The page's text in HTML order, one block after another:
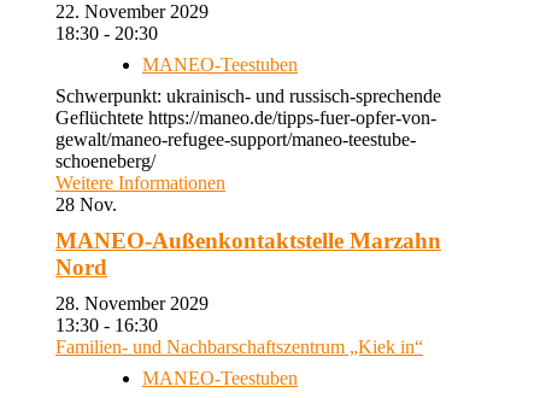
22. November 2029
18:30 - 20:30
MANEO-Teestuben
Schwerpunkt: ukrainisch- und russisch-sprechende
Geflüchtete https://maneo.de/tipps-fuer-opfer-von-
gewalt/maneo-refugee-support/maneo-teestube-
schoeneberg/
Weitere Informationen
28 Nov.
MANEO-Außenkontaktstelle Marzahn
Nord
28. November 2029
13:30 - 16:30
Familien- und Nachbarschaftszentrum „Kiek in“
MANEO-Teestuben